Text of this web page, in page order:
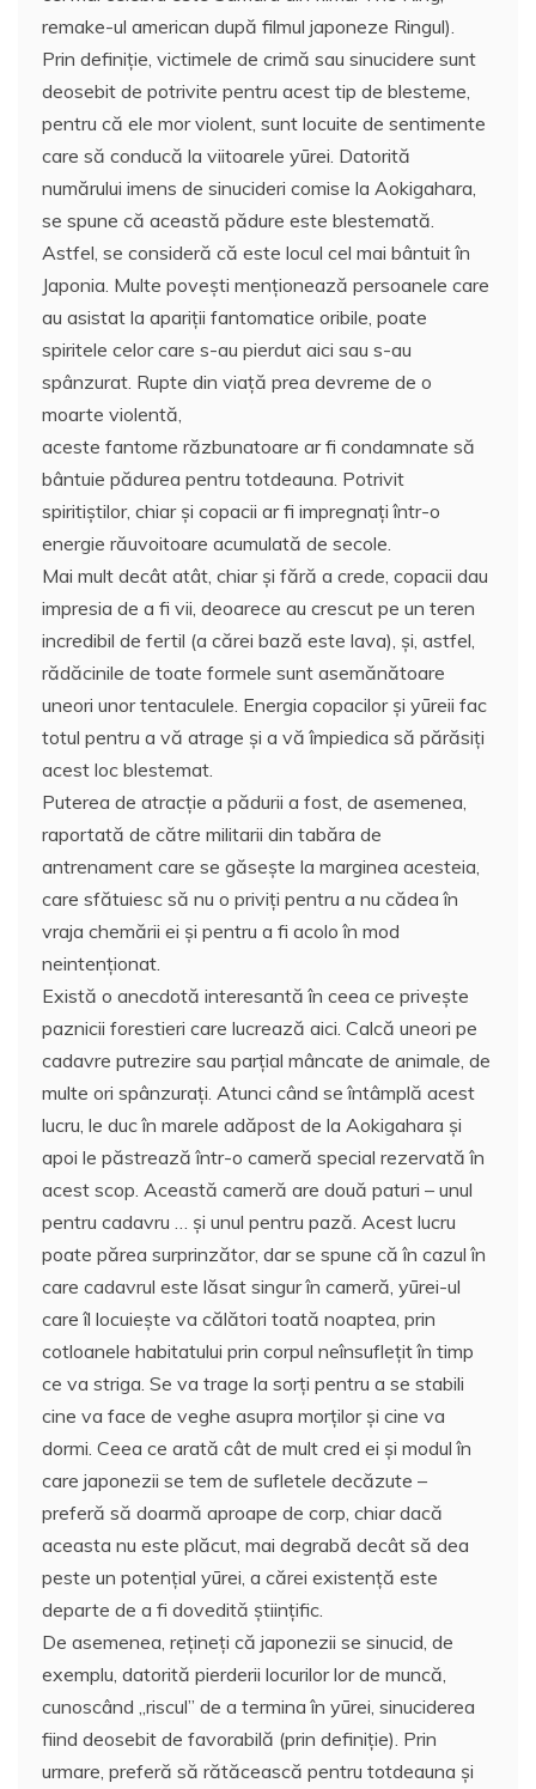
remake-ul american după filmul japoneze Ringul).
Prin definiţie, victimele de crimă sau sinucidere sunt
deosebit de potrivite pentru acest tip de blesteme,
pentru că ele mor violent, sunt locuite de sentimente
care să conducă la viitoarele yūrei. Datorită
numărului imens de sinucideri comise la Aokigahara,
se spune că această pădure este blestemată.
Astfel, se consideră că este locul cel mai bântuit în
Japonia. Multe poveşti menţionează persoanele care
au asistat la apariţii fantomatice oribile, poate
spiritele celor care s-au pierdut aici sau s-au
spânzurat. Rupte din viaţă prea devreme de o
moarte violentă,
aceste fantome răzbunatoare ar fi condamnate să
bântuie pădurea pentru totdeauna. Potrivit
spiritiştilor, chiar şi copacii ar fi impregnaţi într-o
energie răuvoitoare acumulată de secole.
Mai mult decât atât, chiar şi fără a crede, copacii dau
impresia de a fi vii, deoarece au crescut pe un teren
incredibil de fertil (a cărei bază este lava), şi, astfel,
rădăcinile de toate formele sunt asemănătoare
uneori unor tentaculele. Energia copacilor şi yūreii fac
totul pentru a vă atrage şi a vă împiedica să părăsiţi
acest loc blestemat.
Puterea de atracţie a pădurii a fost, de asemenea,
raportată de către militarii din tabăra de
antrenament care se găseşte la marginea acesteia,
care sfătuiesc să nu o priviţi pentru a nu cădea în
vraja chemării ei şi pentru a fi acolo în mod
neintenţionat.
Există o anecdotă interesantă în ceea ce priveşte
paznicii forestieri care lucrează aici. Calcă uneori pe
cadavre putrezire sau parţial mâncate de animale, de
multe ori spânzuraţi. Atunci când se întâmplă acest
lucru, le duc în marele adăpost de la Aokigahara şi
apoi le păstrează într-o cameră special rezervată în
acest scop. Această cameră are două paturi – unul
pentru cadavru … şi unul pentru pază. Acest lucru
poate părea surprinzător, dar se spune că în cazul în
care cadavrul este lăsat singur în cameră, yūrei-ul
care îl locuieşte va călători toată noaptea, prin
cotloanele habitatului prin corpul neînsufleţit în timp
ce va striga. Se va trage la sorţi pentru a se stabili
cine va face de veghe asupra morţilor şi cine va
dormi. Ceea ce arată cât de mult cred ei şi modul în
care japonezii se tem de sufletele decăzute –
preferă să doarmă aproape de corp, chiar dacă
aceasta nu este plăcut, mai degrabă decât să dea
peste un potenţial yūrei, a cărei existenţă este
departe de a fi dovedită ştiinţific.
De asemenea, reţineţi că japonezii se sinucid, de
exemplu, datorită pierderii locurilor lor de muncă,
cunoscând „riscul” de a termina în yūrei, sinuciderea
fiind deosebit de favorabilă (prin definiţie). Prin
urmare, preferă să rătăcească pentru totdeauna şi